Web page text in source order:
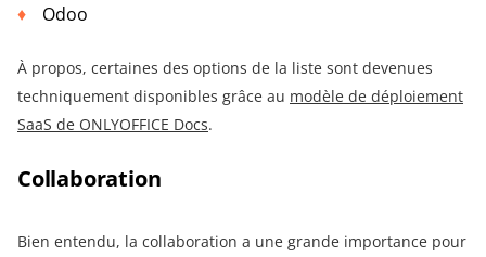
Odoo
À propos, certaines des options de la liste sont devenues
techniquement disponibles grâce au modèle de déploiement
SaaS de ONLYOFFICE Docs.
Collaboration
Bien entendu, la collaboration a une grande importance pour